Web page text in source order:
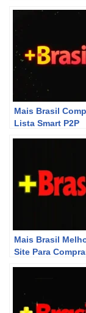
Mais Brasil
Lista Smart P2P
Mais Brasil
Site Para